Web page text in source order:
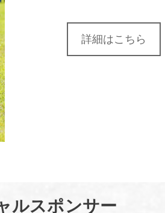
詳細はこちら
ルスポンサー